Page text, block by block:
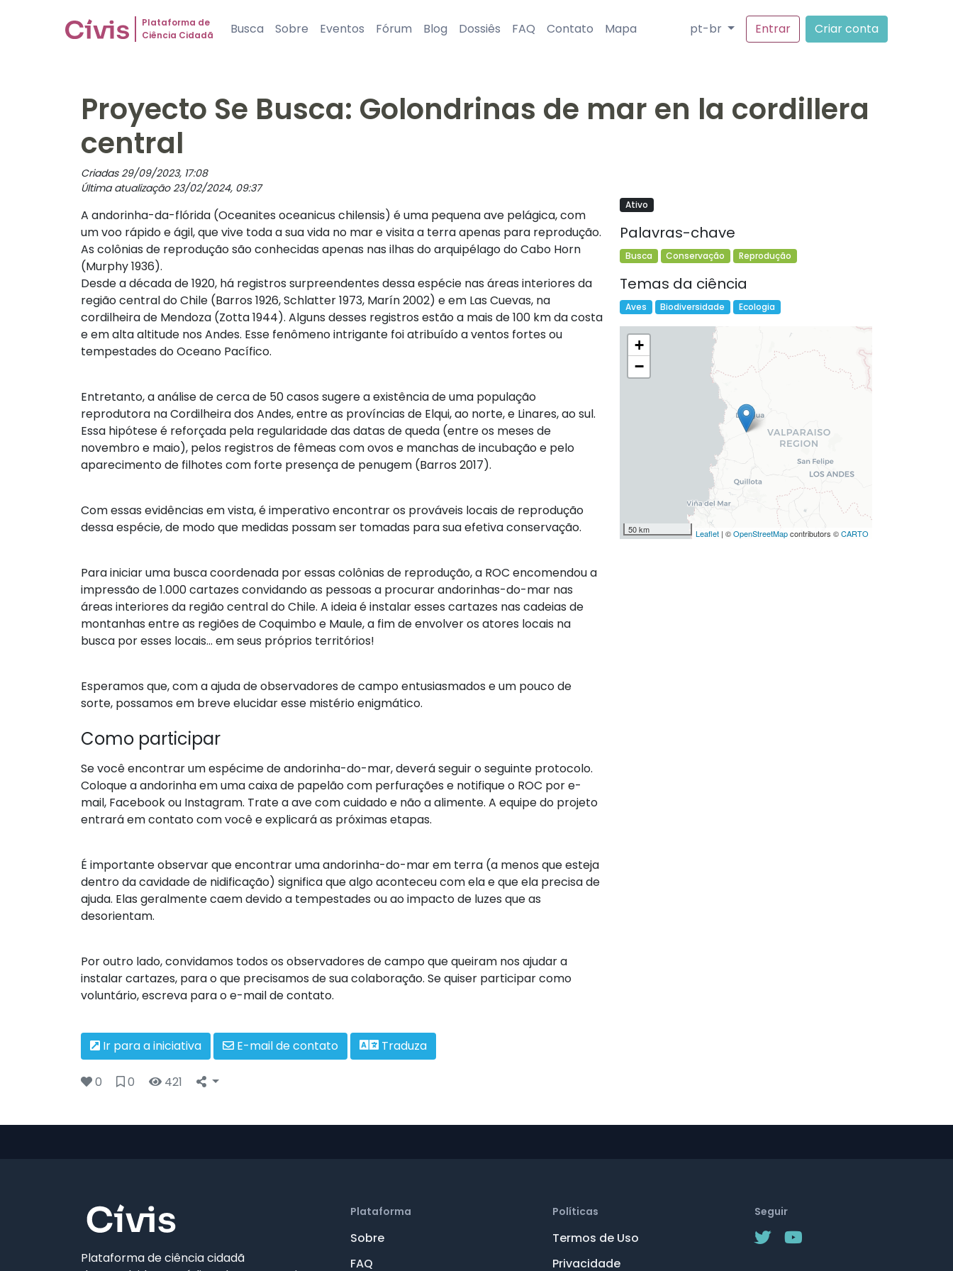
Plataforma de
Ciência Cidadã
Busca Sobre Eventos Fórum Blog Dossiês FAQ Contato Mapa pt-br Entrar Criar conta
Proyecto Se Busca: Golondrinas de mar en la cordillera
central
Criadas 29/09/2023, 17:08
Última atualização 23/02/2024, 09:37
A andorinha-da-flórida (Oceanites oceanicus chilensis) é uma pequena ave pelágica, com
um voo rápido e ágil, que vive toda a sua vida no mar e visita a terra apenas para reprodução.
As colônias de reprodução são conhecidas apenas nas ilhas do arquipélago do Cabo Horn
(Murphy 1936).
Desde a década de 1920, há registros surpreendentes dessa espécie nas áreas interiores da
região central do Chile (Barros 1926, Schlatter 1973, Marín 2002) e em Las Cuevas, na
cordilheira de Mendoza (Zotta 1944). Alguns desses registros estão a mais de 100 km da costa
e em alta altitude nos Andes. Esse fenômeno intrigante foi atribuído a ventos fortes ou
tempestades do Oceano Pacífico.
Entretanto, a análise de cerca de 50 casos sugere a existência de uma população
reprodutora na Cordilheira dos Andes, entre as províncias de Elqui, ao norte, e Linares, ao sul.
Essa hipótese é reforçada pela regularidade das datas de queda (entre os meses de
novembro e maio), pelos registros de fêmeas com ovos e manchas de incubação e pelo
aparecimento de filhotes com forte presença de penugem (Barros 2017).
Com essas evidências em vista, é imperativo encontrar os prováveis locais de reprodução
dessa espécie, de modo que medidas possam ser tomadas para sua efetiva conservação.
Para iniciar uma busca coordenada por essas colônias de reprodução, a ROC encomendou a
impressão de 1.000 cartazes convidando as pessoas a procurar andorinhas-do-mar nas
áreas interiores da região central do Chile. A ideia é instalar esses cartazes nas cadeias de
montanhas entre as regiões de Coquimbo e Maule, a fim de envolver os atores locais na
busca por esses locais... em seus próprios territórios!
Esperamos que, com a ajuda de observadores de campo entusiasmados e um pouco de
sorte, possamos em breve elucidar esse mistério enigmático.
Como participar
Se você encontrar um espécime de andorinha-do-mar, deverá seguir o seguinte protocolo.
Coloque a andorinha em uma caixa de papelão com perfurações e notifique o ROC por e-
mail, Facebook ou Instagram. Trate a ave com cuidado e não a alimente. A equipe do projeto
entrará em contato com você e explicará as próximas etapas.
É importante observar que encontrar uma andorinha-do-mar em terra (a menos que esteja
dentro da cavidade de nidificação) significa que algo aconteceu com ela e que ela precisa de
ajuda. Elas geralmente caem devido a tempestades ou ao impacto de luzes que as
desorientam.
Por outro lado, convidamos todos os observadores de campo que queiram nos ajudar a
instalar cartazes, para o que precisamos de sua colaboração. Se quiser participar como
voluntário, escreva para o e-mail de contato.
Ativo
Palavras-chave
Busca Conservação Reprodução
Temas da ciência
Aves Biodiversidade Ecologia
+
−
50 km Leaflet | ©OpenStreetMapcontributors ©CARTO
Ir para a iniciativa E-mail de contato Traduza
0 0 421
Plataforma de ciência cidadã
Plataforma
Sobre
FAQ
Políticas
Termos de Uso
Privacidade
Seguir